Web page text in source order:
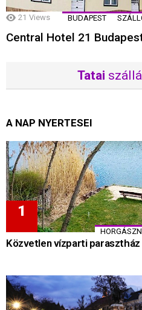
21 Views BUDAPEST
Central Hotel 21
Tatai
A NAP NYERTESEI
Közvetlen vízparti parasztház